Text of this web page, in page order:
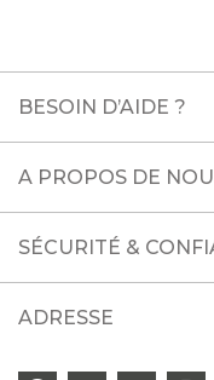
BESOIN D’AIDE ?
A PROPOS DE
SÉCURITÉ &
ADRESSE